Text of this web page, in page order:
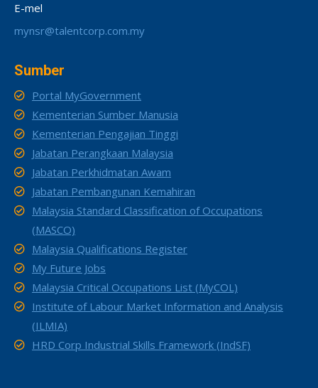
E-mel
mynsr@talentcorp.com.my
Sumber
Portal MyGovernment
Kementerian Sumber Manusia
Kementerian Pengajian Tinggi
Jabatan Perangkaan Malaysia
Jabatan Perkhidmatan Awam
Jabatan Pembangunan Kemahiran
Malaysia Standard Classification of Occupations
(MASCO)
Malaysia Qualifications Register
My Future Jobs
Malaysia Critical Occupations List (MyCOL)
Institute of Labour Market Information and Analysis
(ILMIA)
HRD Corp Industrial Skills Framework (IndSF)